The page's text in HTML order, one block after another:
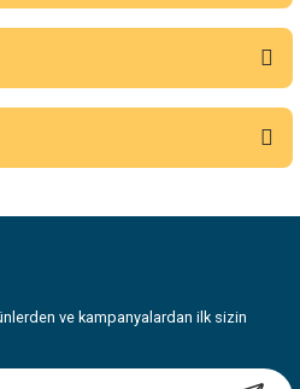
yorumu siz yapın!
ederiz.
görüntülenemiyor.
bulunuyor.
ve kampanyalardan ilk sizin